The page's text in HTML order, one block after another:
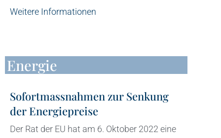
Weitere Informationen
Energie
Sofortmassnahmen zur Senkung
der Energiepreise
Der Rat der EU hat am 6. Oktober 2022 eine